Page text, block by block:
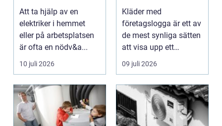
när du behöver det
Att ta hjälp av en
elektriker i hemmet
eller på arbetsplatsen
är ofta en nödv&a...
10 juli 2026
i vardagen
Kläder med
företagslogga är ett av
de mest synliga sätten
att visa upp ett
varum...
09 juli 2026